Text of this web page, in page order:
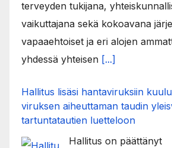
terveyden tukijana,
vaikuttajana sekä kokoavana
vapaaehtoiset ja eri alojen
yhdessä yhteisen [...]
Hallitus lisäsi hantaviruksiin
viruksen aiheuttaman taudin
tartuntatautien luetteloon
Hallitus on päättänyt